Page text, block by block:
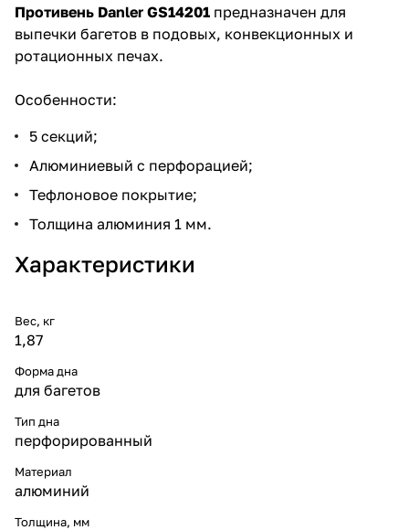
Противень Danler GS14201 предназначен для
выпечки багетов в подовых, конвекционных и
ротационных печах.
Особенности:
5 секций;
Алюминиевый с перфорацией;
Тефлоновое покрытие;
Толщина алюминия 1 мм.
Характеристики
Вес, кг
1,87
Форма дна
для багетов
Тип дна
перфорированный
Материал
алюминий
Толщина, мм